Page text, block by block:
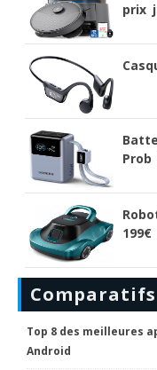
prix
Comparatifs
Top 8 des meilleures
Android